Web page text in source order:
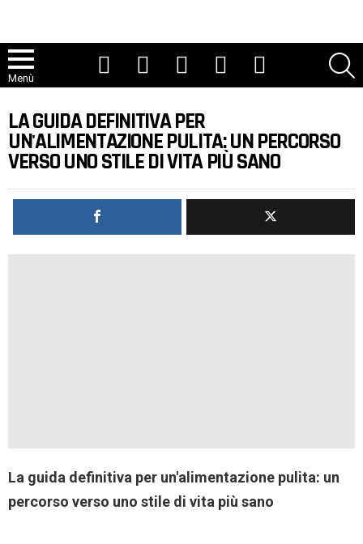
Menù
LA GUIDA DEFINITIVA PER
UN'ALIMENTAZIONE PULITA: UN PERCORSO
VERSO UNO STILE DI VITA PIÙ SANO
La guida definitiva per un'alimentazione pulita: un
percorso verso uno stile di vita più sano